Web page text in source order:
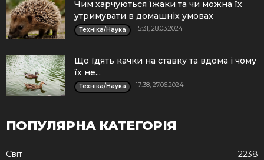
Чим харчуються їжаки та чи можна їх
утримувати в домашніх умовах
Техніка/Наука 15:31, 28.03.2024
Що їдять качки на ставку та вдома і чому
їх не...
Техніка/Наука 17:38, 27.06.2024
ПОПУЛЯРНА КАТЕГОРІЯ
Cвіт
2238